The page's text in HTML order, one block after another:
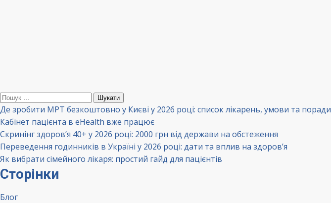
Пошук:
Де зробити МРТ безкоштовно у Києві у 2026 році: список лікарень, умови та поради
Кабінет пацієнта в eHealth вже працює
Скринінг здоров’я 40+ у 2026 році: 2000 грн від держави на обстеження
Переведення годинників в Україні у 2026 році: дати та вплив на здоров’я
Як вибрати сімейного лікаря: простий гайд для пацієнтів
Сторінки
Блог